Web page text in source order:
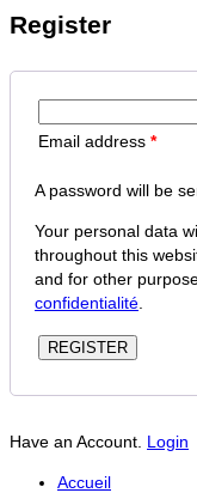
Register
Email address *
A password will be
Your personal data
throughout this
and for other
confidentialité
REGISTER
Have an Account. Login
Accueil